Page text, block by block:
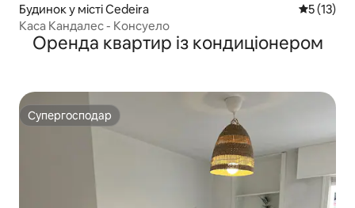
Будинок у місті Cedeira Середня
5 (13)
Каса Кандалес - Консуело
Оренда квартир із кондиціонером
Супергосподар
Супергосподар